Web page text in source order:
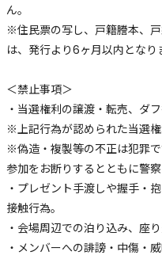
ん。
※住民票の写し、戸籍謄本、
は、発行より6ヶ月以内となり
＜禁止事項＞
・当選権利の譲渡・転売、ダ
※上記行為が認められた当選権
※偽造・複製等の不正は犯罪
参加をお断りするとともに警察
・プレゼント手渡しや握手・
接触行為。
・会場周辺での泊り込み、座
・メンバーへの誹謗・中傷・